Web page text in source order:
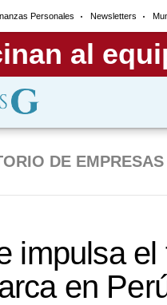
Personales Newsletters
DE EMPRESAS
impulsa el
en